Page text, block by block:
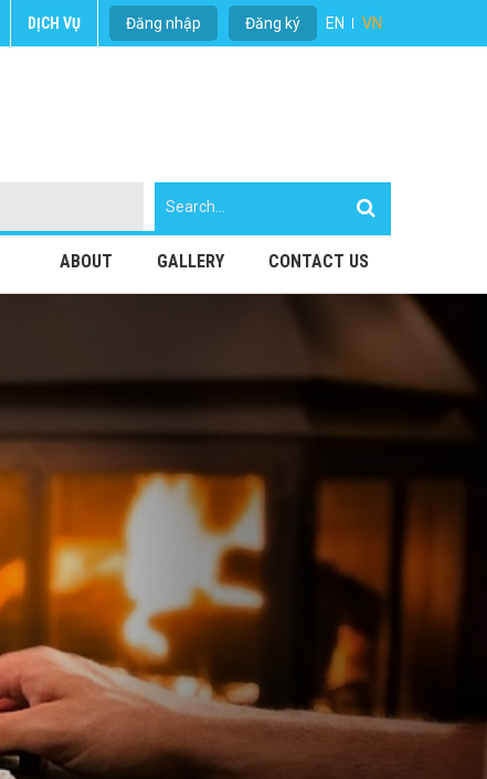
DỊCH VỤ Đăng nhập Đăng ký EN VN
ABOUT GALLERY CONTACT US